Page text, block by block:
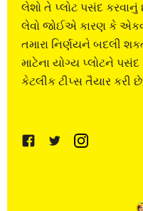
લેશો તે પ્લોટ પસંદ
લેવો જોઈએ કારણ કે
તમારા નિર્ણયને બદલી
માટેના યોગ્ય પ્લોટને
કેટલીક ટીપ્સ તૈયાર કરી